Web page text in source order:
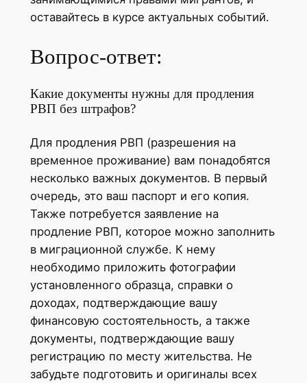
оставайтесь в курсе актуальных событий.
Вопрос-ответ:
Какие документы нужны для продления
РВП без штрафов?
Для продления РВП (разрешения на
временное проживание) вам понадобятся
несколько важных документов. В первый
очередь, это ваш паспорт и его копия.
Также потребуется заявление на
продление РВП, которое можно заполнить
в миграционной службе. К нему
необходимо приложить фотографии
установленного образца, справки о
доходах, подтверждающие вашу
финансовую состоятельность, а также
документы, подтверждающие вашу
регистрацию по месту жительства. Не
забудьте подготовить и оригиналы всех